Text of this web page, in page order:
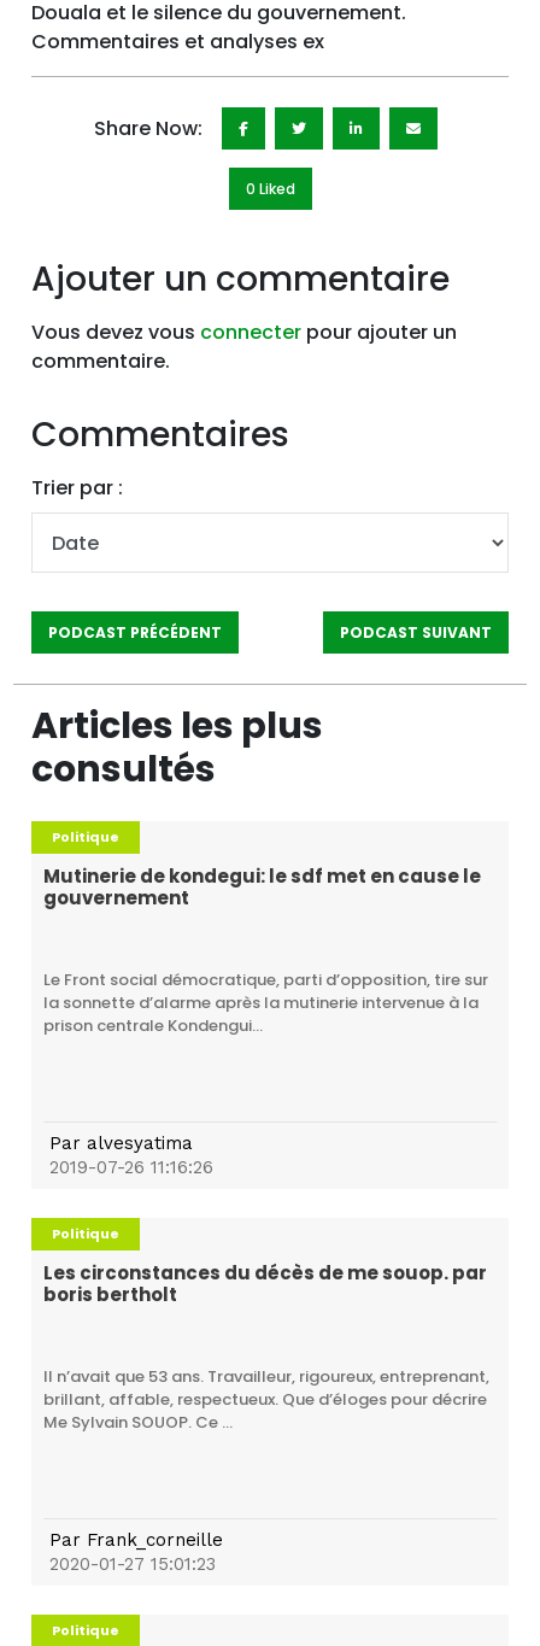
Douala et le silence du gouvernement.
Commentaires et analyses ex
Share Now:
0 Liked
Ajouter un commentaire
Vous devez vous connecter pour ajouter un
commentaire.
Commentaires
Trier par :
PODCAST PRÉCÉDENT PODCAST SUIVANT
Articles les plus
consultés
Politique
Mutinerie de kondegui: le sdf met en cause le
gouvernement
Le Front social démocratique, parti d’opposition, tire sur
la sonnette d’alarme après la mutinerie intervenue à la
prison centrale Kondengui...
Paralvesyatima
2019-07-26 11:16:26
Politique
Les circonstances du décès de me souop. par
boris bertholt
Il n’avait que 53 ans. Travailleur, rigoureux, entreprenant,
brillant, affable, respectueux. Que d’éloges pour décrire
Me Sylvain SOUOP. Ce ...
Par Frank_corneille
2020-01-27 15:01:23
Politique